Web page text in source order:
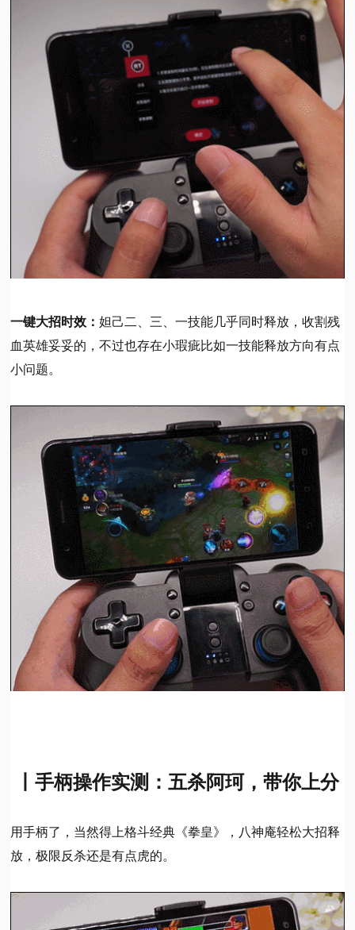
一键大招时效：妲己二、三、一技能几乎同时释放，收割残
血英雄妥妥的，不过也存在小瑕疵比如一技能释放方向有点
小问题。
丨手柄操作实测：五杀阿珂，带你上分
用手柄了，当然得上格斗经典《拳皇》，八神庵轻松大招释
放，极限反杀还是有点虎的。